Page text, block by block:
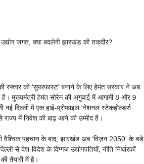
रफ्तार को ‘सुपरफास्ट’ बनाने के लिए हेमंत सरकार ने अब
मुख्यमंत्री हेमंत सोरेन की अगुवाई में आगामी 8 और 9
नई दिल्ली में एक हाई-प्रोफाइल ‘नेशनल स्टेकहोल्डर्स
में निवेश की बाढ़ आने की उम्मीद है।
वैश्विक पहचान के बाद, झारखंड अब ‘विज़न 2050’ के बड़े
से देश-विदेश के दिग्गज उद्योगपतियों, नीति निर्धारकों
तैयारी में है।